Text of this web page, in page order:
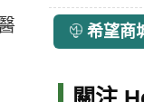
希望商